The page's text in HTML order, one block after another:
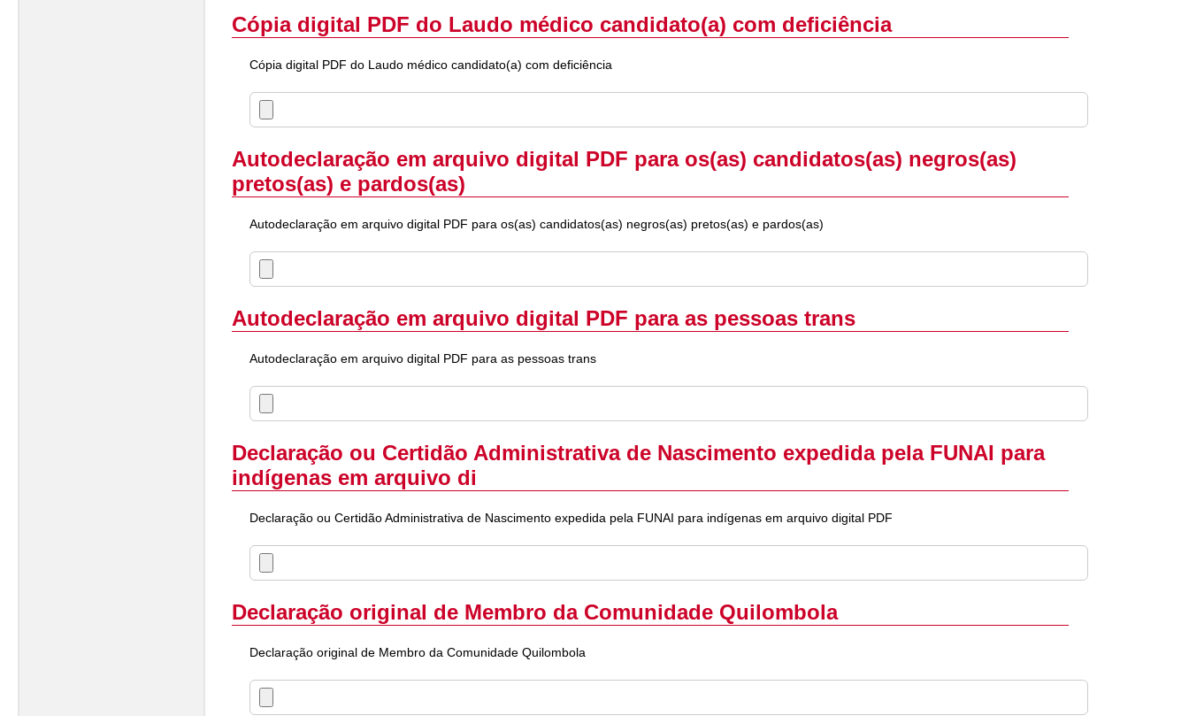
Cópia digital PDF do Laudo médico candidato(a) com deficiência
Cópia digital PDF do Laudo médico candidato(a) com deficiência
Autodeclaração em arquivo digital PDF para os(as) candidatos(as) negros(as)
pretos(as) e pardos(as)
Autodeclaração em arquivo digital PDF para os(as) candidatos(as) negros(as) pretos(as) e pardos(as)
Autodeclaração em arquivo digital PDF para as pessoas trans
Autodeclaração em arquivo digital PDF para as pessoas trans
Declaração ou Certidão Administrativa de Nascimento expedida pela FUNAI para
indígenas em arquivo di
Declaração ou Certidão Administrativa de Nascimento expedida pela FUNAI para indígenas em arquivo digital PDF
Declaração original de Membro da Comunidade Quilombola
Declaração original de Membro da Comunidade Quilombola